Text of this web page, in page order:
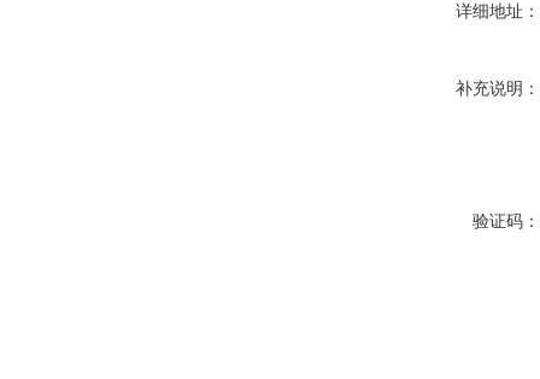
详细地址：
补充说明：
验证码：